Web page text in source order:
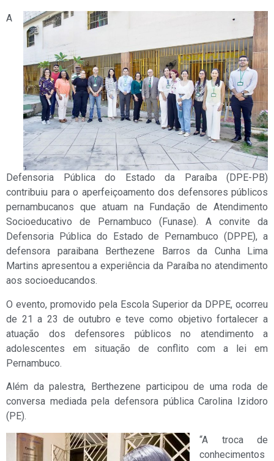
A
Defensoria Pública do Estado da Paraíba (DPE-PB)
contribuiu para o aperfeiçoamento dos defensores públicos
pernambucanos que atuam na Fundação de Atendimento
Socioeducativo de Pernambuco (Funase). A convite da
Defensoria Pública do Estado de Pernambuco (DPPE), a
defensora paraibana Berthezene Barros da Cunha Lima
Martins apresentou a experiência da Paraíba no atendimento
aos socioeducandos.
O evento, promovido pela Escola Superior da DPPE, ocorreu
de 21 a 23 de outubro e teve como objetivo fortalecer a
atuação dos defensores públicos no atendimento a
adolescentes em situação de conflito com a lei em
Pernambuco.
Além da palestra, Berthezene participou de uma roda de
conversa mediada pela defensora pública Carolina Izidoro
(PE).
“A troca de
conhecimentos